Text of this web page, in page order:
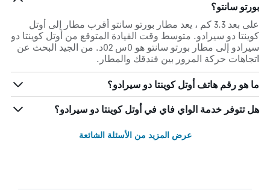
بورتو سانتو؟
على بعد 3.3 كم ، يعد مطار بورتو سانتو أقرب مطار إلى أوتل
كوينتا دو سيرادو. متوسط وقت القيادة المتوقع من أوتل كوينتا دو
سيرادو إلى مطار بورتو سانتو هو 0س 02د. من الجيد البحث عن
اتجاهات حركة المرور بين فندقك والمطار.
ما هو رقم هاتف أوتل كوينتا دو سيرادو؟
هل تتوفر خدمة الواي فاي في أوتل كوينتا دو سيرادو؟
عرض المزيد من الأسئلة الشائعة